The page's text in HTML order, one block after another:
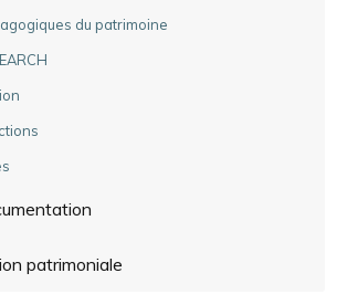
du patrimoine
patrimoniale